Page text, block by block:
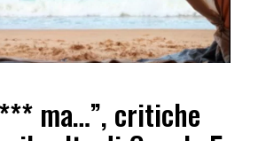
ma…”, critiche